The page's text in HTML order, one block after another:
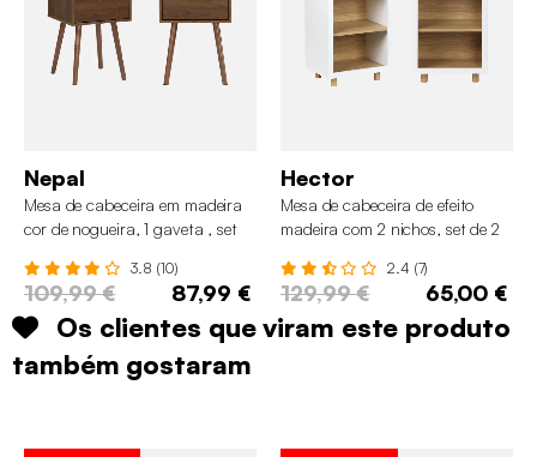
Nepal
Mesa de cabeceira em madeira
cor de nogueira, 1 gaveta , set
3.8 (10)
109,99 € 87,99 €
Hector
Mesa de cabeceira de efeito
madeira com 2 nichos, set de 2
2.4 (7)
129,99 € 65,00 €
Os clientes que viram este produto
também gostaram